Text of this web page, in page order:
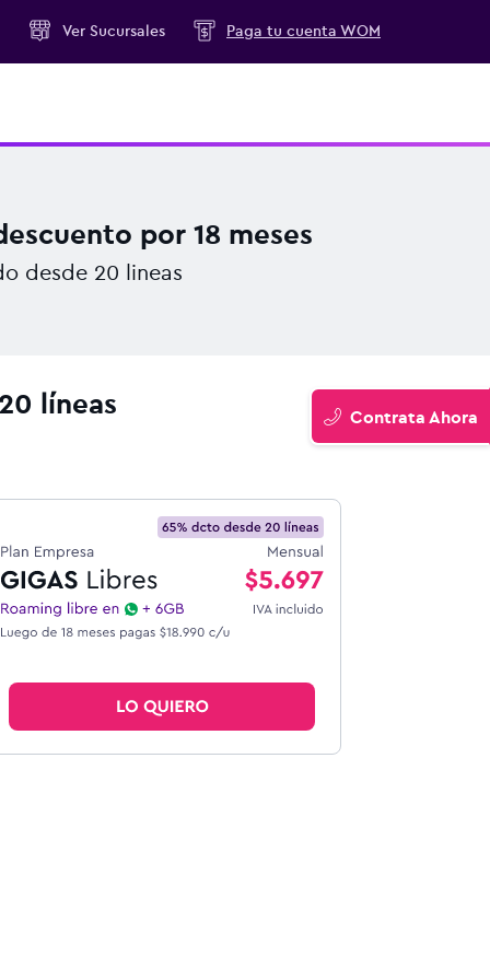
Paga tu cuenta WOM
Ver Sucursales
por 18 meses
desde 20 lineas
líneas Contrata Ahora